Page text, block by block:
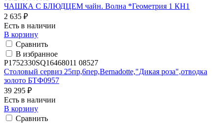
ЧАШКА С БЛЮДЦЕМ чайн. Волна *Геометрия 1 КН1
2 635 ₽
Есть в наличии
В корзину
Сравнить
В избранное
P1752330SQ16468011 08527
Столовый сервиз 25пр,6пер,Bernadotte,"Дикая роза",отводка
золото БТФ0957
39 295 ₽
Есть в наличии
В корзину
Сравнить